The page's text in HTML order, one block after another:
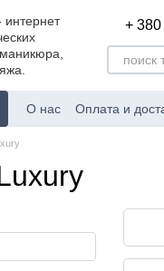
контенту
+
О нас Оплата и